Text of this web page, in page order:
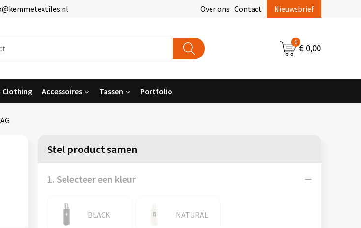
Over ons Contact Nieuwsbrief
0
€ 0,00
Clothing Accessoires Tassen Portfolio
Stel product samen
1. Selecteer een kleur
BLACK NATURAL